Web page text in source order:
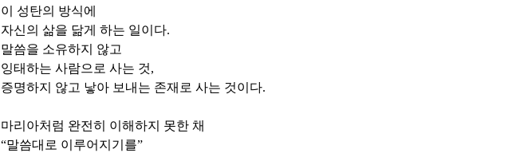
이 성탄의 방식에
자신의 삶을 닮게 하는 일이다.
말씀을 소유하지 않고
잉태하는 사람으로 사는 것,
증명하지 않고 낳아 보내는 존재로 사는 것이다.
마리아처럼 완전히 이해하지 못한 채
“말씀대로 이루어지기를”